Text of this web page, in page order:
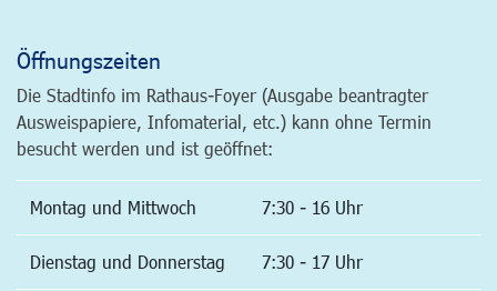
Öffnungszeiten
Die Stadtinfo im Rathaus-Foyer (Ausgabe beantragter
Ausweispapiere, Infomaterial, etc.) kann ohne Termin
besucht werden und ist geöffnet:
Montag und Mittwoch 7:30 - 16 Uhr
Dienstag und Donnerstag 7:30 - 17 Uhr